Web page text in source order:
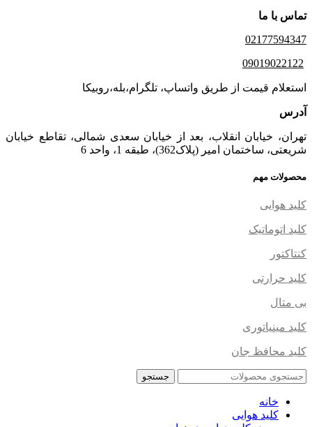
تماس با ما
02177594347
09019022122
استعلام قیمت از طریق واتساپ، تلگرام،بله،روبیکا
آدرس
تهران، خیابان انقلاب، بعد از خیابان سعدی شمالی، تقاطع خیابان
شریعتی، ساختمان امیر (پلاک362)، طبقه 1، واحد 6
محصولات مهم
کلید هوایی
کلید اتوماتیک
کنتاکتور
کلید حرارتی
بی متال
کلید مینیاتوری
کلید محافظ جان
جستجو
خانه
کلید هوایی